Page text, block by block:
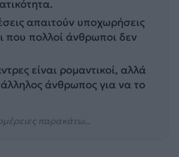
απαιτούν υποχωρήσεις
που πολλοί άνθρωποι δεν
είναι ρομαντικοί, αλλά
άνθρωπος για να το
παρακάτω...